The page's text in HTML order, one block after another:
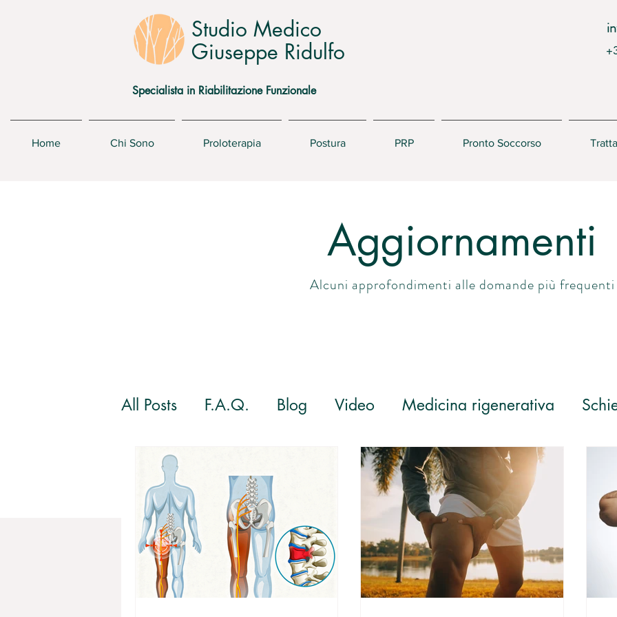
Studio Medico
Giuseppe Ridulfo
Specialista in Riabilitazione Funzionale
Home Chi Sono Proloterapia Postura PRP Pronto Soccorso
Aggiornamenti
Alcuni approfondimenti alle domande più frequenti
All Posts F.A.Q. Blog Video Medicina rigenerativa